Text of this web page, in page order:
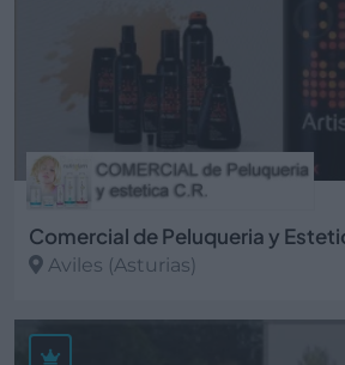
Comercial de Peluqueria y
Aviles (Asturias)
Ver más